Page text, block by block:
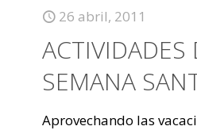
26 abril, 2011
ACTIVIDADES
SEMANA
Aprovechando las